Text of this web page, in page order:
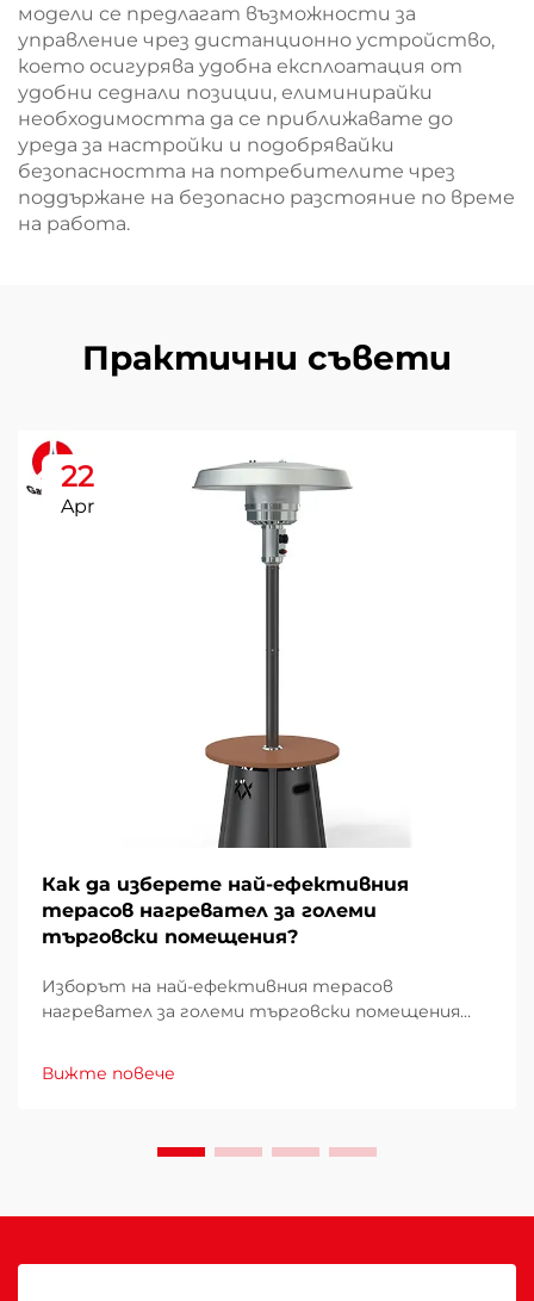
модели се предлагат възможности за
управление чрез дистанционно устройство,
което осигурява удобна експлоатация от
удобни седнали позиции, елиминирайки
необходимостта да се приближавате до
уреда за настройки и подобрявайки
безопасността на потребителите чрез
поддържане на безопасно разстояние по време
на работа.
Практични съвети
22
Apr
Как да изберете най-ефективния
терасов нагревател за големи
търговски помещения?
Изборът на най-ефективния терасов
нагревател за големи търговски помещения
фактори, които директно влияят върху
експлоатационните разходи, удобството на
недостатъчно отопление...
Вижте повече